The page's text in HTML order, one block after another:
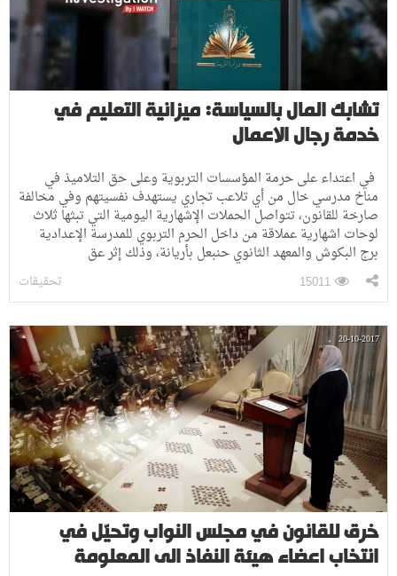
تشابك المال بالسياسة: ميزانية التعليم في
خدمة رجال الاعمال
في اعتداء على حرمة المؤسسات التربوية وعلى حق التلاميذ في
مناخ مدرسي خال من أي تلاعب تجاري يستهدف نفسيتهم وفي مخالفة
صارخة للقانون، تتواصل الحملات الإشهارية اليومية التي تبثها ثلاث
لوحات اشهارية عملاقة من داخل الحرم التربوي للمدرسة الإعدادية
برج البكوش والمعهد الثانوي حنبعل بأريانة، وذلك إثر عق
تحقيقات 15011
20-10-2017
خرق للقانون في مجلس النواب وتحيّل في
انتخاب اعضاء هيئة النفاذ الى المعلومة